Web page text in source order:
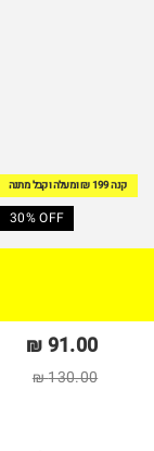
קנה 199 ₪ ומעלה וקבל מתנה
30% OFF
91.00 ₪
130.00 ₪